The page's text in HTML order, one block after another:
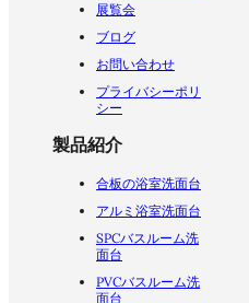
展覧会
ブログ
お問い合わせ
プライバシーポリ
シー
製品紹介
合板の浴室洗面台
アルミ浴室洗面台
SPCバスルーム洗
面台
PVCバスルーム洗
面台